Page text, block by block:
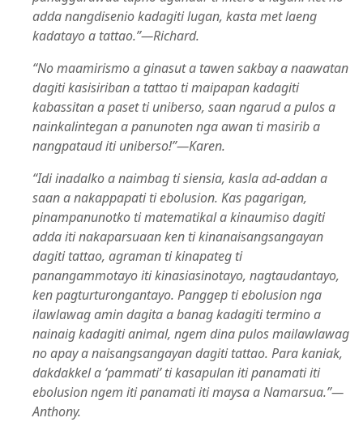
adda nangdisenio kadagiti lugan, kasta met laeng
kadatayo a tattao.”​—Richard.
“No maamirismo a ginasut a tawen sakbay a naawatan
dagiti kasisiriban a tattao ti maipapan kadagiti
kabassitan a paset ti uniberso, saan ngarud a pulos a
nainkalintegan a panunoten nga awan ti masirib a
nangpataud iti uniberso!”​—Karen.
“Idi inadalko a naimbag ti siensia, kasla ad-addan a
saan a nakappapati ti ebolusion. Kas pagarigan,
pinampanunotko ti matematikal a kinaumiso dagiti
adda iti nakaparsuaan ken ti kinanaisangsangayan
dagiti tattao, agraman ti kinapateg ti
panangammotayo iti kinasiasinotayo, nagtaudantayo,
ken pagturturongantayo. Panggep ti ebolusion nga
ilawlawag amin dagita a banag kadagiti termino a
nainaig kadagiti animal, ngem dina pulos mailawlawag
no apay a naisangsangayan dagiti tattao. Para kaniak,
dakdakkel a ‘pammati’ ti kasapulan iti panamati iti
ebolusion ngem iti panamati iti maysa a Namarsua.”​—
Anthony.